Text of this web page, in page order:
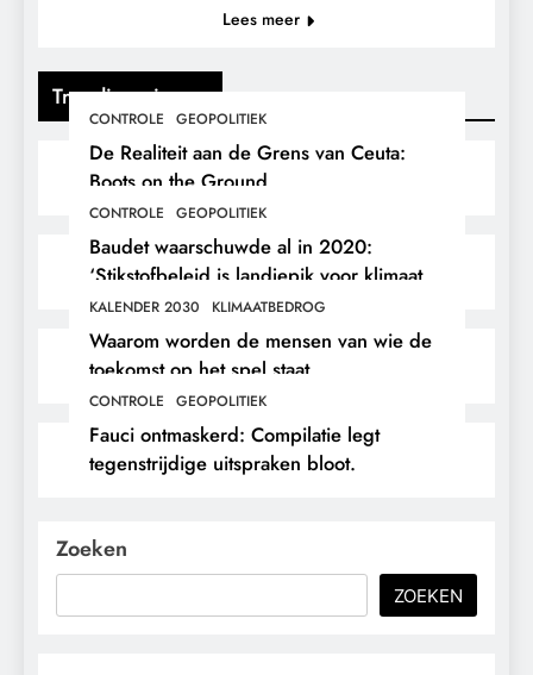
Trending nieuws
CONTROLE GEOPOLITIEK
De Realiteit aan de Grens van Ceuta:
Boots on the Ground.
CONTROLE GEOPOLITIEK
Baudet waarschuwde al in 2020:
‘Stikstofbeleid is landjepik voor klimaat
en immigratie’.
KALENDER 2030 KLIMAATBEDROG
Waarom worden de mensen van wie de
toekomst op het spel staat,
buitengesloten?
CONTROLE GEOPOLITIEK
Fauci ontmaskerd: Compilatie legt
tegenstrijdige uitspraken bloot.
Lees meer
Zoeken
ZOEKEN